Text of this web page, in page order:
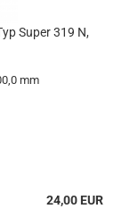
Super 319 N,
mm
24,00 EUR